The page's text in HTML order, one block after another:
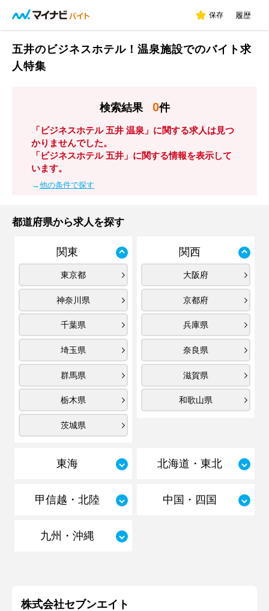
保存 履歴
五井のビジネスホテル！温泉施設でのバイト求
人特集
検索結果 0件
「ビジネスホテル 五井 温泉」に関する求人は見つ
かりませんでした。
「ビジネスホテル 五井」に関する情報を表示して
います。
→他の条件で探す
都道府県から求人を探す
関東
東京都
神奈川県
千葉県
埼玉県
群馬県
栃木県
茨城県
関西
大阪府
京都府
兵庫県
奈良県
滋賀県
和歌山県
東海 北海道・東北
甲信越・北陸 中国・四国
九州・沖縄
株式会社セブンエイト